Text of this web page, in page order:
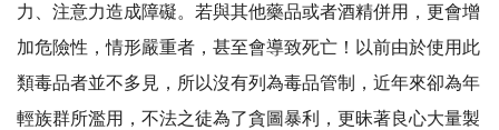
力、注意力造成障礙。若與其他藥品或者酒精併用，更會增
加危險性，情形嚴重者，甚至會導致死亡！以前由於使用此
類毒品者並不多見，所以沒有列為毒品管制，近年來卻為年
輕族群所濫用，不法之徒為了貪圖暴利，更昧著良心大量製